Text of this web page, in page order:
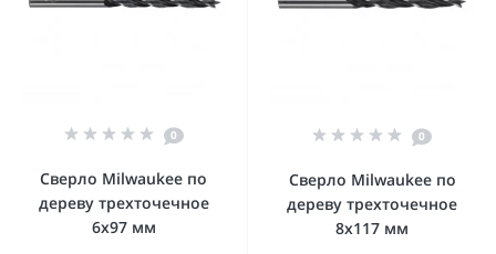
0
Сверло Milwaukee по
дереву трехточечное
6х97 мм
0
Сверло Milwaukee по
дереву трехточечное
8х117 мм